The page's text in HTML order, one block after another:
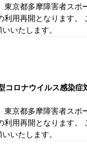
京都多摩障害者スポ
用再開となります。
いたします。
コロナウイルス感染
京都多摩障害者スポ
用再開となります。
いたします。